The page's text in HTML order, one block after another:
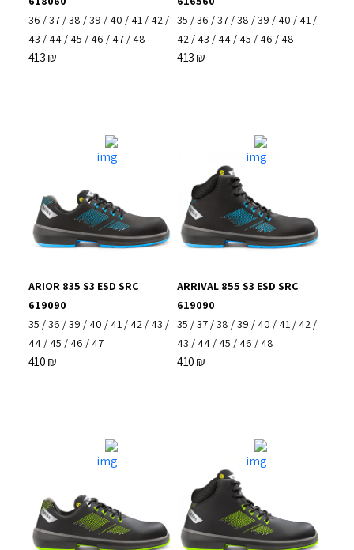
35 /36 /37 /38 /39 / 40 / 41 /
42 / 43 / 44 / 45 / 46 / 48
413₪
36 /37/38 /39 / 40 / 41/ 42/
43 / 44/ 45 / 46 / 47/ 48
413₪
ARRIVAL 855 S3 ESD SRC
619090
35 /37 /38 /39 / 40 / 41 / 42 /
43 / 44 / 45 / 46 / 48
410₪
ARIOR 835 S3 ESD SRC
619090
35 /36 /39 / 40 / 41/ 42/ 43 /
44/ 45 / 46 / 47
410₪